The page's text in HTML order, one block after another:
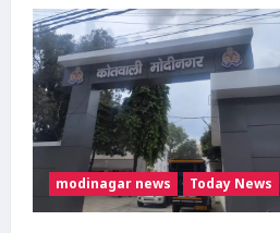
Modinagar
:
गोविंदपुरी
में
वेल्डिंग
कारीगर
की
करंट
लगने
से
मौत,
रोरी
गांव
के
modinagar news Today News